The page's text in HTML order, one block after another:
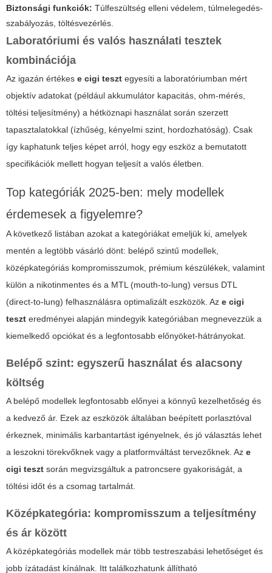
Biztonsági funkciók: Túlfeszültség elleni védelem, túlmelegedés-
szabályozás, töltésvezérlés.
Laboratóriumi és valós használati tesztek
kombinációja
Az igazán értékes e cigi teszt egyesíti a laboratóriumban mért
objektív adatokat (például akkumulátor kapacitás, ohm-mérés,
töltési teljesítmény) a hétköznapi használat során szerzett
tapasztalatokkal (ízhűség, kényelmi szint, hordozhatóság). Csak
így kaphatunk teljes képet arról, hogy egy eszköz a bemutatott
specifikációk mellett hogyan teljesít a valós életben.
Top kategóriák 2025-ben: mely modellek
érdemesek a figyelemre?
A következő listában azokat a kategóriákat emeljük ki, amelyek
mentén a legtöbb vásárló dönt: belépő szintű modellek,
középkategóriás kompromisszumok, prémium készülékek, valamint
külön a nikotinmentes és a MTL (mouth-to-lung) versus DTL
(direct-to-lung) felhasználásra optimalizált eszközök. Az e cigi
teszt eredményei alapján mindegyik kategóriában megnevezzük a
kiemelkedő opciókat és a legfontosabb előnyöket-hátrányokat.
Belépő szint: egyszerű használat és alacsony
költség
A belépő modellek legfontosabb előnyei a könnyű kezelhetőség és
a kedvező ár. Ezek az eszközök általában beépített porlasztóval
érkeznek, minimális karbantartást igényelnek, és jó választás lehet
a leszokni törekvőknek vagy a platformváltást tervezőknek. Az e
cigi teszt során megvizsgáltuk a patroncsere gyakoriságát, a
töltési időt és a csomag tartalmát.
Középkategória: kompromisszum a teljesítmény
és ár között
A középkategóriás modellek már több testreszabási lehetőséget és
jobb ízátadást kínálnak. Itt találkozhatunk állítható